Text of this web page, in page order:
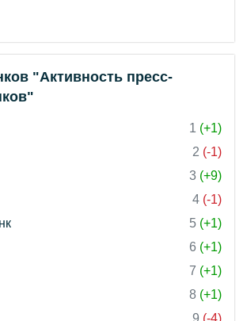
"Активность пресс-
1 (+1)
2 (-1)
3 (+9)
4 (-1)
5 (+1)
6 (+1)
7 (+1)
8 (+1)
9 (-4)